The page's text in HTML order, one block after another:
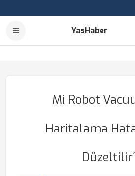
YasHaber
Mi Robot
Haritalama